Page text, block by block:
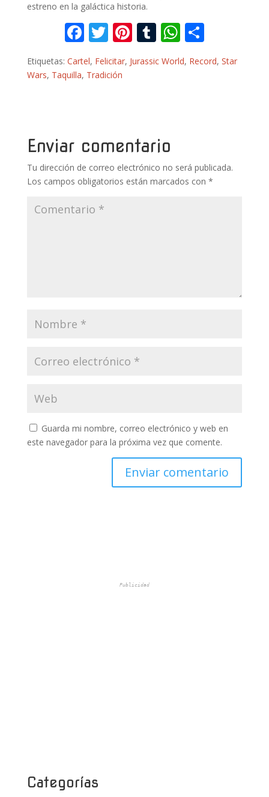
estreno en la galáctica historia.
F
ac
e
k
T
w
itt
Pi
er
T
u
m
W
h
at
o
m
Etiquetas: Cartel, Felicitar, Jurassic World, Record, Star
Wars, Taquilla, Tradición
Enviar comentario
Tu dirección de correo electrónico no será publicada.
Los campos obligatorios están marcados con *
Guarda mi nombre, correo electrónico y web en
este navegador para la próxima vez que comente.
Publicidad
Categorías